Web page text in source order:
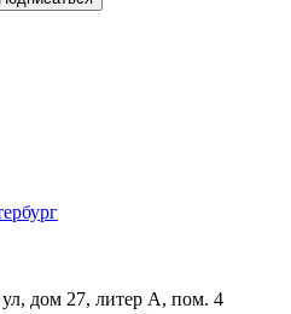
ул, дом 27, литер А, пом. 4